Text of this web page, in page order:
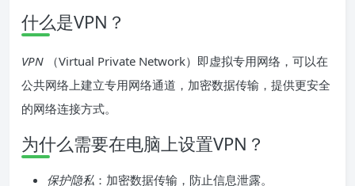
什么是VPN？
VPN （Virtual Private Network）即虚拟专用网络，可以在
公共网络上建立专用网络通道，加密数据传输，提供更安全
的网络连接方式。
为什么需要在电脑上设置VPN？
保护隐私 ：加密数据传输，防止信息泄露。